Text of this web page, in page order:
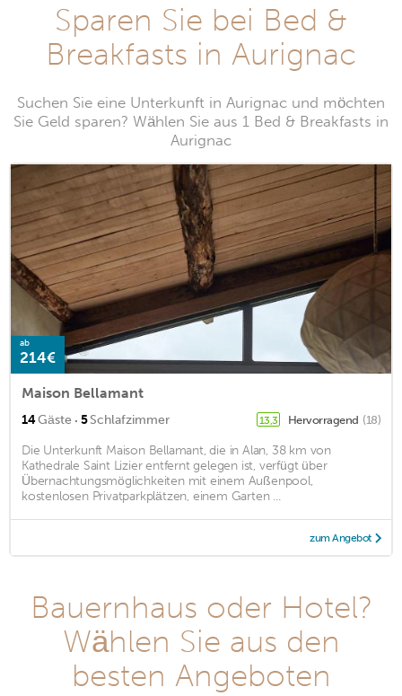
Sparen Sie bei Bed &
Breakfasts in Aurignac
Suchen Sie eine Unterkunft in Aurignac und möchten
Sie Geld sparen? Wählen Sie aus 1 Bed & Breakfasts in
Aurignac
ab
214€
Maison Bellamant
14Gäste · 5Schlafzimmer 13,3 Hervorragend (18)
Die Unterkunft Maison Bellamant, die in Alan, 38 km von
Kathedrale Saint Lizier entfernt gelegen ist, verfügt über
Übernachtungsmöglichkeiten mit einem Außenpool,
kostenlosen Privatparkplätzen, einem Garten ...
zum Angebot
Bauernhaus oder Hotel?
Wählen Sie aus den
besten Angeboten